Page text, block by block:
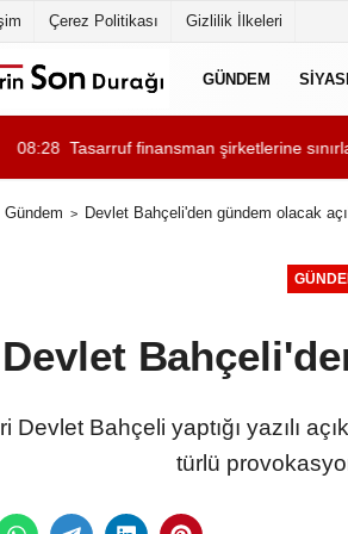
Çerez Politikası Gizlilik İlkeleri
GÜNDEM
Tüm malvarlığına el konuldu
finansman şirketlerine sınırlama geldi
Gündem Devlet Bahçeli'den gündem olacak
Devlet
Devlet Bahçeli yaptığı yazılı
türlü